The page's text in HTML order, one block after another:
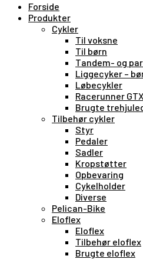
Forside
Produkter
Cykler
Til voksne
Til børn
Tandem- og
Liggecyker –
Løbecykler
Racerunner
Brugte
Tilbehør cykler
Styr
Pedaler
Sadler
Kropstøtter
Opbevaring
Cykelholder
Diverse
Pelican-Bike
Eloflex
Eloflex
Tilbehør eloflex
Brugte eloflex